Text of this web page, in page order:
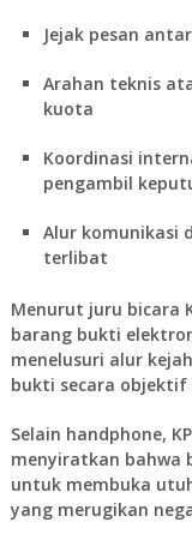
Jejak pesan
Arahan teknis
kuota
Koordinasi
pengambil
Alur komunikasi
terlibat
Menurut juru bicara
barang bukti
menelusuri alur
bukti secara
Selain handphone,
menyiratkan bahwa
untuk membuka
yang merugikan